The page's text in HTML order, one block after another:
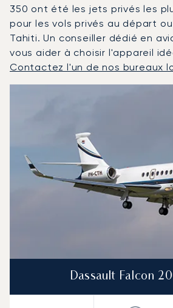
350 ont été les jets privés les
pour les vols privés au départ
Tahiti. Un conseiller dédié en
vous aider à choisir l'appareil
Contactez l'un de nos bureaux
Dassault Falcon